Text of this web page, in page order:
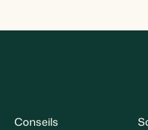
Conseils